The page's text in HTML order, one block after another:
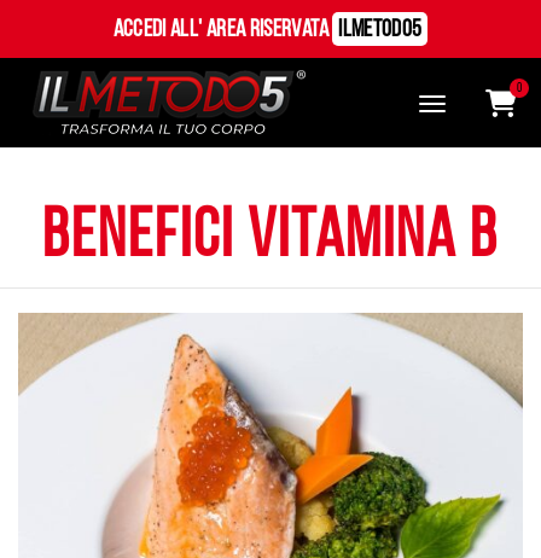
Accedi all' Area Riservata ILMetodo5
0
benefici vitamina b